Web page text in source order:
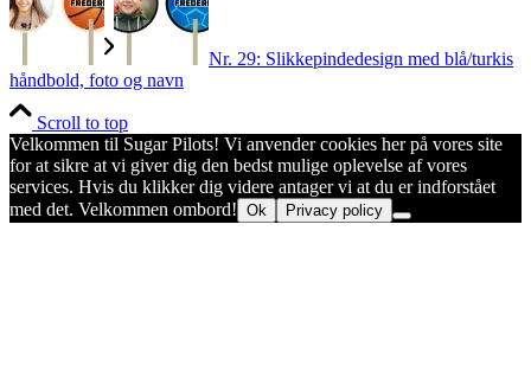
Nr. 29: Slikkepindedesign med blå/turkis
håndbold, foto og navn
Scroll to top
Velkommen til Sugar Pilots! Vi anvender cookies her på vores site
for at sikre at vi giver dig den bedst mulige oplevelse af vores
services. Hvis du klikker dig videre antager vi at du er indforstået
med det. Velkommen ombord! Ok Privacy policy